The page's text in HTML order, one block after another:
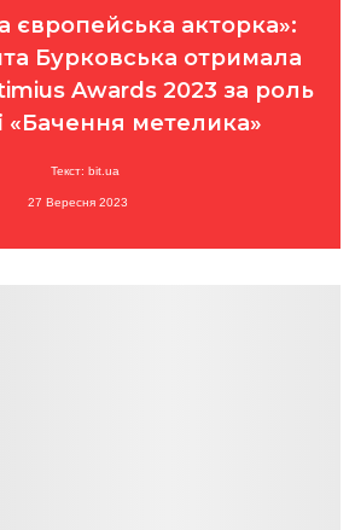
європейська акторка»:
Бурковська отримала
Awards 2023 за роль
«Бачення метелика»
Текст: bit.ua
27 Вересня 2023